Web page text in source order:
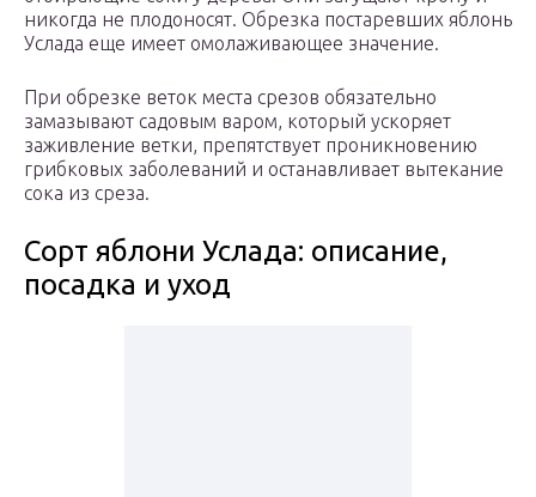
никогда не плодоносят. Обрезка постаревших яблонь
Услада еще имеет омолаживающее значение.
При обрезке веток места срезов обязательно
замазывают садовым варом, который ускоряет
заживление ветки, препятствует проникновению
грибковых заболеваний и останавливает вытекание
сока из среза.
Сорт яблони Услада: описание,
посадка и уход